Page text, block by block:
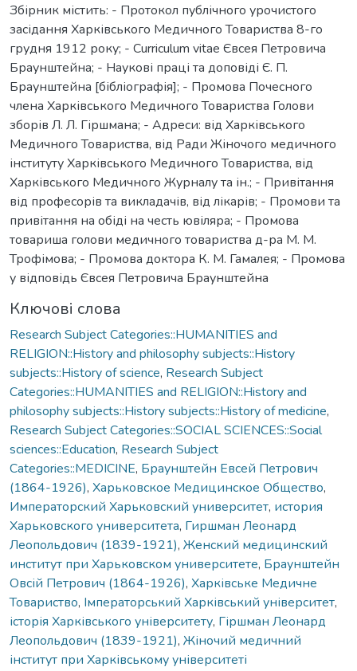
Збірник містить: - Протокол публічного урочистого
засідання Харківського Медичного Товариства 8-го
грудня 1912 року; - Curriculum vitae Євсея Петровича
Браунштейна; - Наукові праці та доповіді Є. П.
Браунштейна [бібліографія]; - Промова Почесного
члена Харківського Медичного Товариства Голови
зборів Л. Л. Гіршмана; - Адреси: від Харківського
Медичного Товариства, від Ради Жіночого медичного
інституту Харківського Медичного Товариства, від
Харківського Медичного Журналу та ін.; - Привітання
від професорів та викладачів, від лікарів; - Промови та
привітання на обіді на честь ювіляра; - Промова
товариша голови медичного товариства д-ра М. М.
Трофімова; - Промова доктора К. М. Гамалея; - Промова
у відповідь Євсея Петровича Браунштейна
Ключові слова
Research Subject Categories::HUMANITIES and
RELIGION::History and philosophy subjects::History
subjects::History of science, Research Subject
Categories::HUMANITIES and RELIGION::History and
philosophy subjects::History subjects::History of medicine,
Research Subject Categories::SOCIAL SCIENCES::Social
sciences::Education, Research Subject
Categories::MEDICINE, Браунштейн Евсей Петрович
(1864-1926), Харьковское Медицинское Общество,
Императорский Харьковский университет, история
Харьковского университета, Гиршман Леонард
Леопольдович (1839-1921), Женский медицинский
институт при Харьковском университете, Браунштейн
Овсій Петрович (1864-1926), Харківське Медичне
Товариство, Імператорський Харківський університет,
історія Харківського університету, Гіршман Леонард
Леопольдович (1839-1921), Жіночий медичний
інститут при Харківському університеті